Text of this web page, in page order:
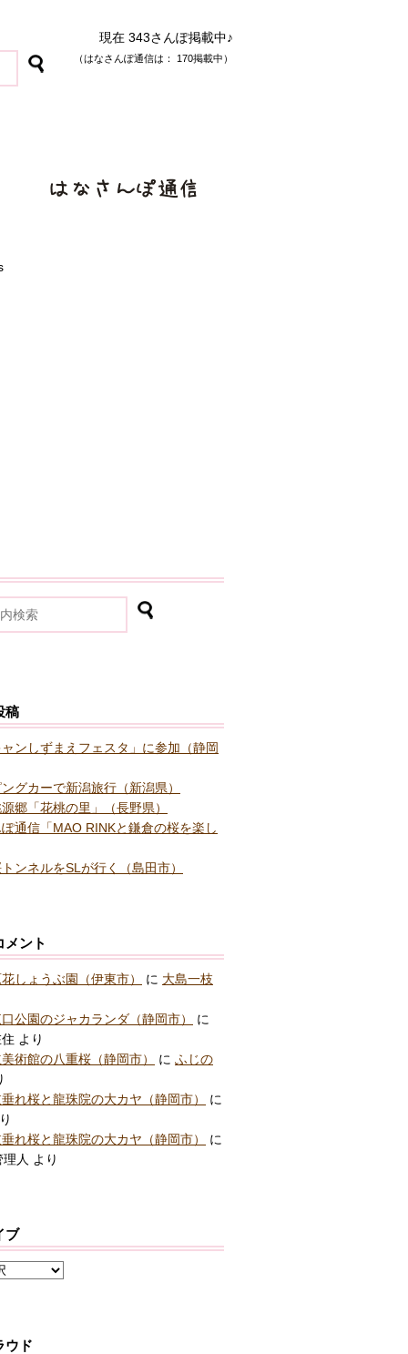
現在 343さんぽ掲載中♪
（はなさんぽ通信は： 170掲載中）
稿
ンしずまえフェスタ」に参加（静岡
グカーで新潟旅行（新潟県）
郷「花桃の里」（長野県）
通信「MAO RINKと鎌倉の桜を楽し
ンネルをSLが行く（島田市）
メント
しょうぶ園（伊東市） に 大島一枝
公園のジャカランダ（静岡市）
に
より
術館の八重桜（静岡市）
に ふじの
れ桜と龍珠院の大カヤ（静岡市）
に
れ桜と龍珠院の大カヤ（静岡市）
に
人 より
ブ
ウド